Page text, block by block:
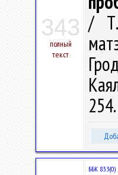
343
полный
текст
/ Т.
254.
ББК 83.3(0)